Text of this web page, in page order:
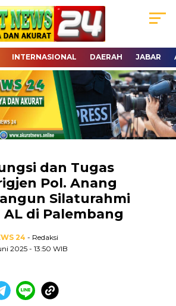
INTERNASIONAL DAERAH JABAR
dan Tugas
Pol. Anang
Silaturahmi
di Palembang
24 - Redaksi
2025 - 13:50 WIB